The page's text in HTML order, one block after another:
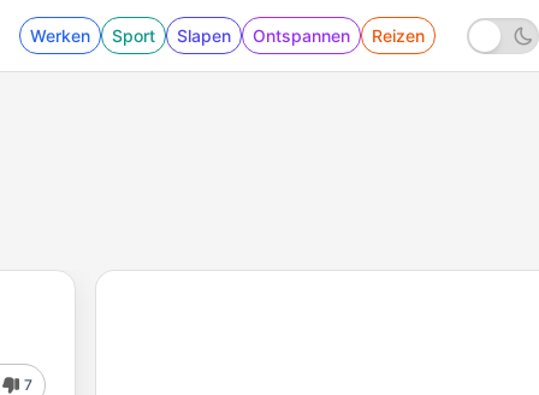
Werken Sport Slapen Ontspannen Reizen
7